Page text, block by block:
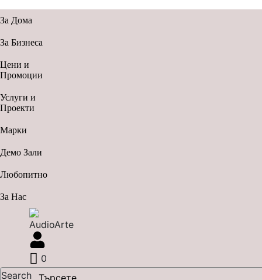
За Дома
За Бизнеса
Цени и
Промоции
Услуги и
Проекти
Марки
Демо Зали
Любопитно
За Нас
0
Search